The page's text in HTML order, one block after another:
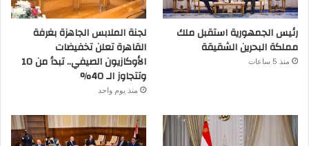
رئيس الجمهورية استقبل ملك
مملكة البحرين الشقيقة
منذ 5 ساعات
لجنة الملابس الجاهزة بغرفة
القاهرة تعلن تخفيضات
الأوكازيون الصيفي.. تبدأ من 10
وتتجاوز الـ 40%
منذ يوم واحد